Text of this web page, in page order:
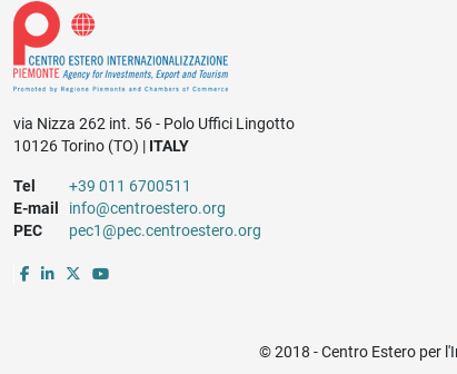
via Nizza 262 int. 56 - Polo Uffici Lingotto
10126 Torino (TO) | ITALY
Tel
+39 011 6700511
E-mail
info@centroestero.org
PEC
pec1@pec.centroestero.org
© 2018 - Centro Estero per